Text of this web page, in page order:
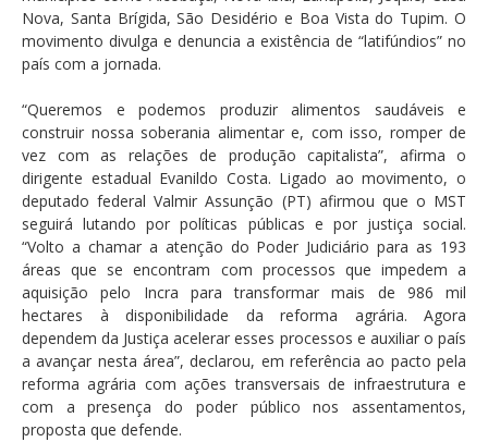
Nova, Santa Brígida, São Desidério e Boa Vista do Tupim. O
movimento divulga e denuncia a existência de “latifúndios” no
país com a jornada.
“Queremos e podemos produzir alimentos saudáveis e
construir nossa soberania alimentar e, com isso, romper de
vez com as relações de produção capitalista”, afirma o
dirigente estadual Evanildo Costa. Ligado ao movimento, o
deputado federal Valmir Assunção (PT) afirmou que o MST
seguirá lutando por políticas públicas e por justiça social.
“Volto a chamar a atenção do Poder Judiciário para as 193
áreas que se encontram com processos que impedem a
aquisição pelo Incra para transformar mais de 986 mil
hectares à disponibilidade da reforma agrária. Agora
dependem da Justiça acelerar esses processos e auxiliar o país
a avançar nesta área”, declarou, em referência ao pacto pela
reforma agrária com ações transversais de infraestrutura e
com a presença do poder público nos assentamentos,
proposta que defende.